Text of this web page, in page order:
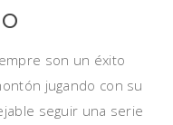
son un éxito
jugando con su
seguir una serie